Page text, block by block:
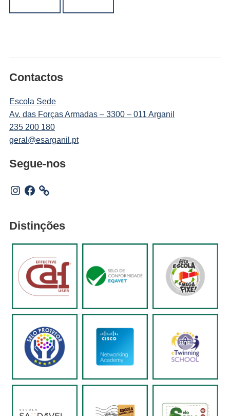
Contactos
Escola Sede
Av. das Forças Armadas – 3300 – 011 Arganil
235 200 180
geral@esarganil.pt
Segue-nos
Instagram
Facebook
Distinções